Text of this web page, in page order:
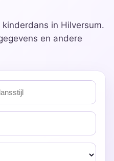
in Hilversum.
en andere